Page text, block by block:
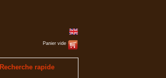
Panier vide
Recherche rapide